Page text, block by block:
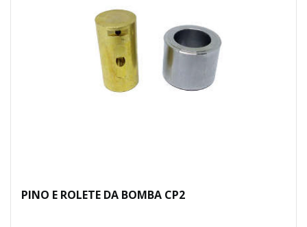
PINO E ROLETE DA BOMBA CP2